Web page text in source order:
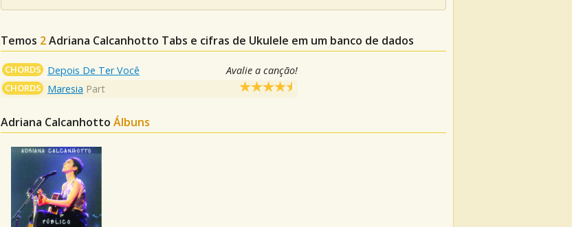
Temos 2Adriana Calcanhotto Tabs e cifras de Ukulele em um banco de dados
CHORDS Depois De Ter Você Avalie a canção!
CHORDS Maresia Part
Adriana Calcanhotto Álbuns